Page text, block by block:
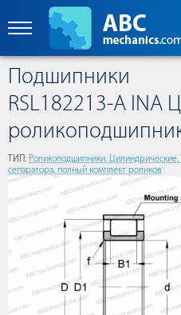
Подшипники
RSL182213-A INA
ТИП: Роликоподшипники,
сепаратора, полный комплект роликов